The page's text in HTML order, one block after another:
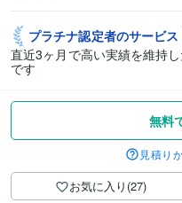
プラチナ認定者のサービス
直近3ヶ月で高い実績を維持
です
無料
見積り
お気に入り(27)